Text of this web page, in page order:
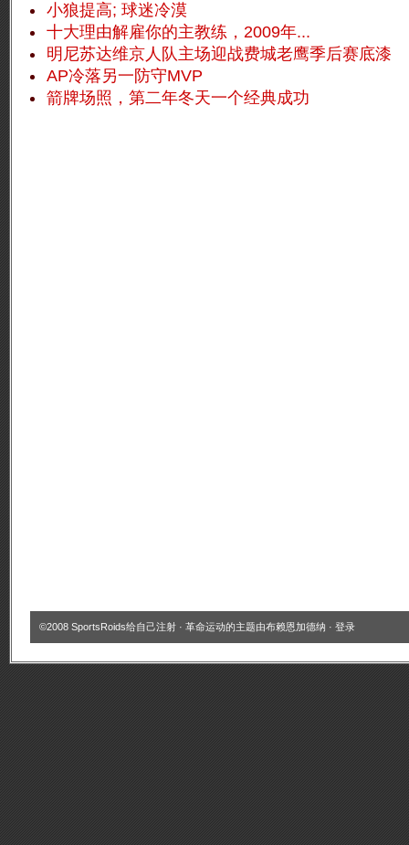
小狼提高; 球迷冷漠
十大理由解雇你的主教练，2009年...
明尼苏达维京人队主场迎战费城老鹰季后赛底漆
AP冷落另一防守MVP
箭牌场照，第二年冬天一个经典成功
©2008 SportsRoids给自己注射 · 革命运动的主题由布赖恩加德纳 · 登录